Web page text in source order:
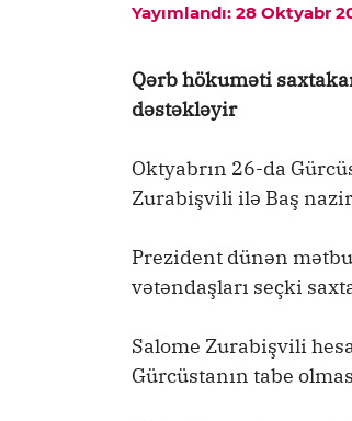
Yayımlandı: 28 Oktyabr
Qərb hökuməti
dəstəkləyir
Oktyabrın 26-da
Zurabişvili ilə Baş
Prezident dünən
vətəndaşları seçki
Salome Zurabişvili
Gürcüstanın tabe